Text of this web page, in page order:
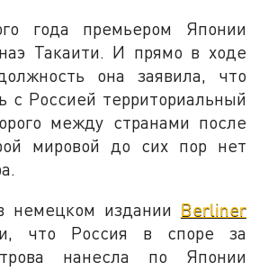
года премьером Японии
Такаити. И прямо в ходе
она заявила, что
с Россией территориальный
между странами после
мировой до сих пор нет
немецком издании Berliner
что Россия в споре за
нанесла по Японии